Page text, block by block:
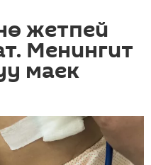
жетпей
Менингит
маек